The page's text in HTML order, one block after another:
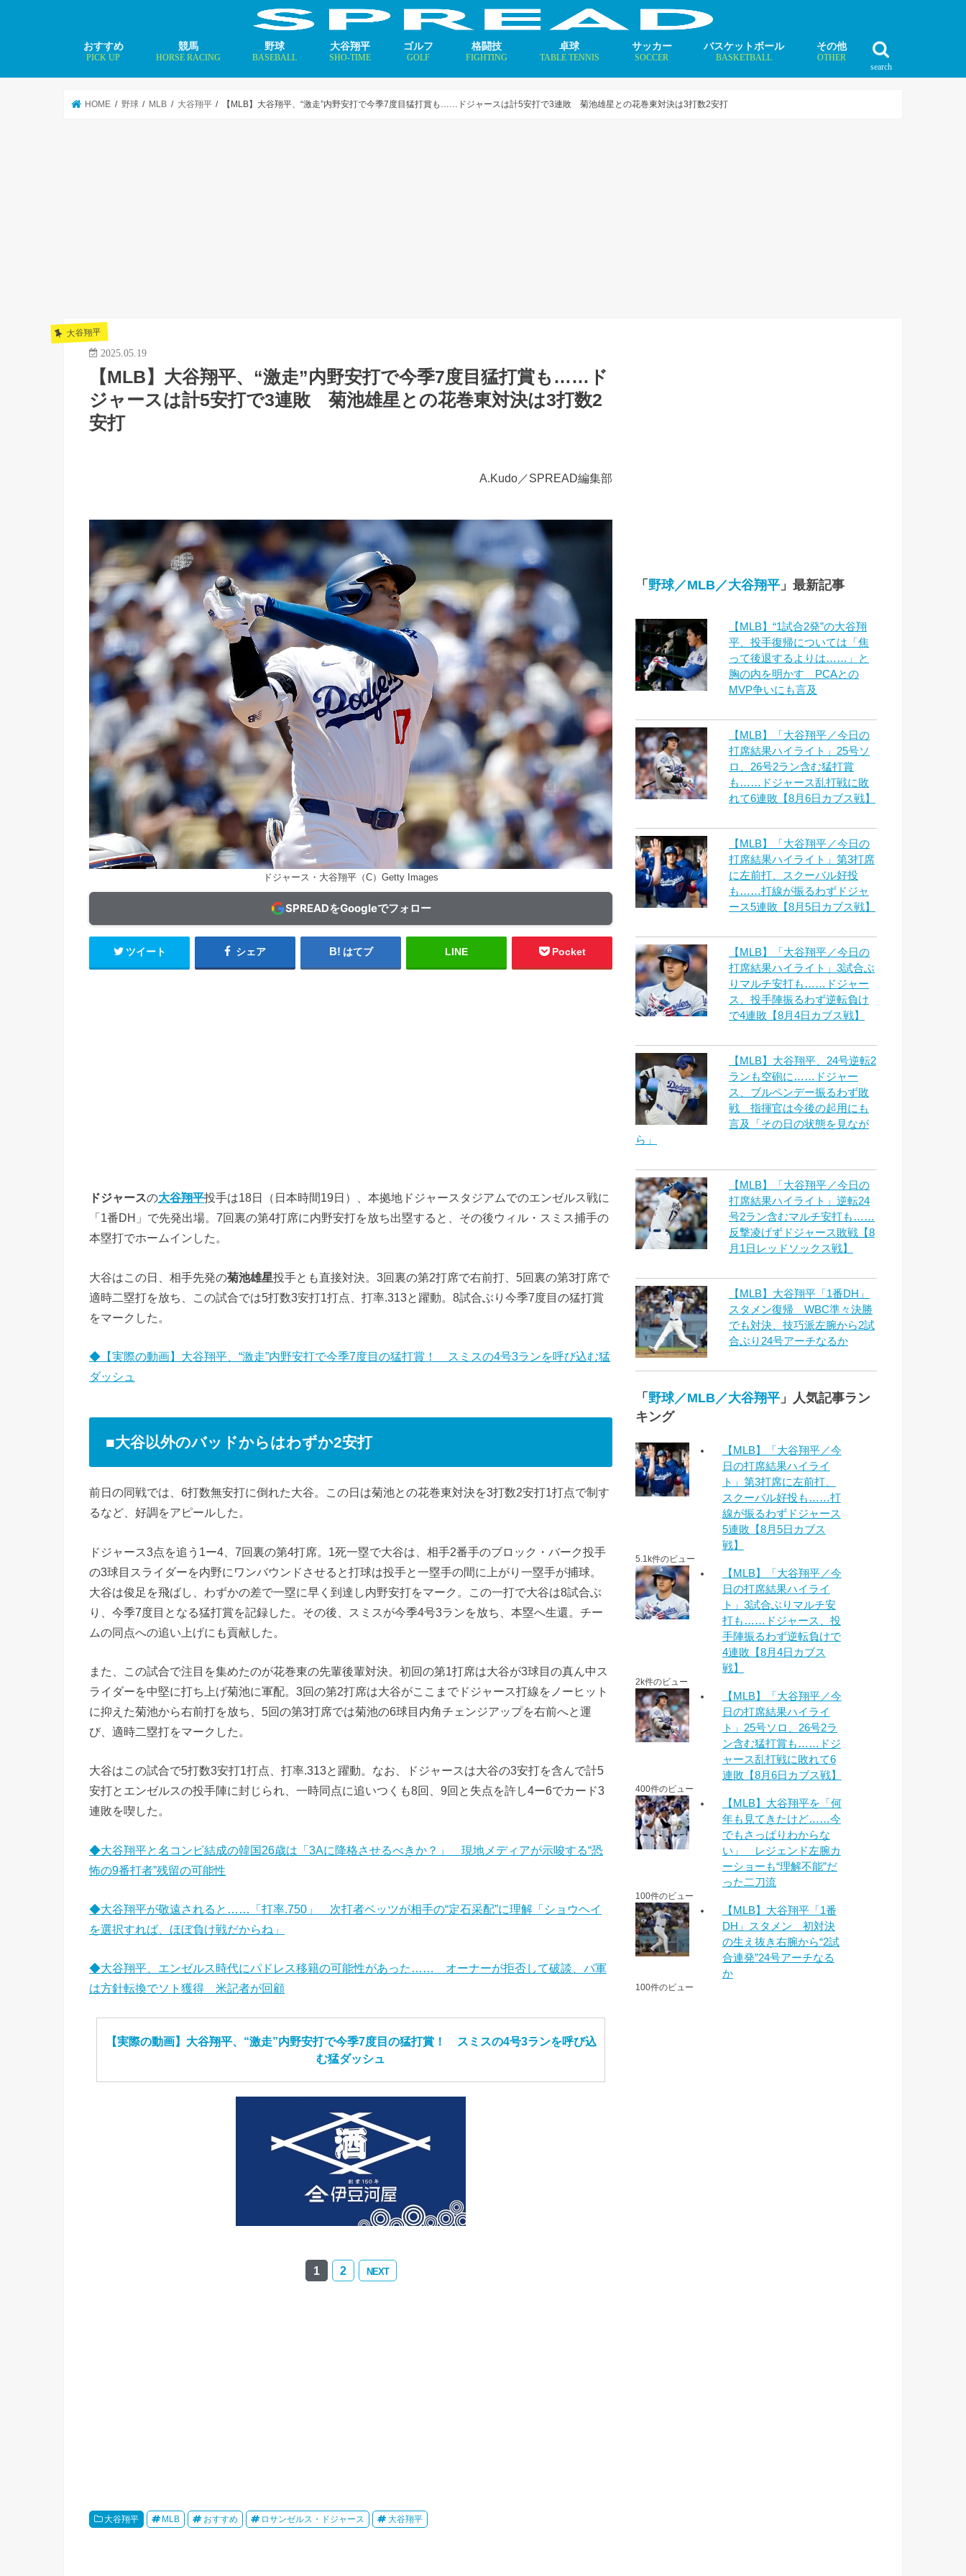
search
おすすめ
PICK UP
競馬
HORSE RACING
野球
BASEBALL
大谷翔平
SHO-TIME
ゴルフ
GOLF
格闘技
FIGHTING
卓球
TABLE TENNIS
サッカー
SOCCER
バスケットボール
BASKETBALL
その他
OTHER
HOME 野球 MLB 大谷翔平 【MLB】大谷翔平、“激走”内野安打で今季7度目猛打賞も……ドジャースは計5安打で3連敗 菊池雄星との花巻東対決は3打数2安打
大谷翔平
2025.05.19
【MLB】大谷翔平、“激走”内野安打で今季7度目猛打賞も……ド
ジャースは計5安打で3連敗 菊池雄星との花巻東対決は3打数2
安打
A.Kudo／SPREAD編集部
ドジャース・大谷翔平（C）Getty Images
SPREADをGoogleでフォロー
ツイート シェア はてブ LINE Pocket
ドジャースの大谷翔平投手は18日（日本時間19日）、本拠地ドジャースタジアムでのエンゼルス戦に
「1番DH」で先発出場。7回裏の第4打席に内野安打を放ち出塁すると、その後ウィル・スミス捕手の
本塁打でホームインした。
大谷はこの日、相手先発の菊池雄星投手とも直接対決。3回裏の第2打席で右前打、5回裏の第3打席で
適時二塁打を放ち、この試合では5打数3安打1打点、打率.313と躍動。8試合ぶり今季7度目の猛打賞
をマークした。
◆【実際の動画】大谷翔平、“激走”内野安打で今季7度目の猛打賞！ スミスの4号3ランを呼び込む猛
ダッシュ
■大谷以外のバッドからはわずか2安打
前日の同戦では、6打数無安打に倒れた大谷。この日は菊池との花巻東対決を3打数2安打1打点で制す
るなど、好調をアピールした。
ドジャース3点を追う1ー4、7回裏の第4打席。1死一塁で大谷は、相手2番手のブロック・バーク投手
の3球目スライダーを内野にワンバウンドさせると打球は投手と一塁手の間に上がり一塁手が捕球。
大谷は俊足を飛ばし、わずかの差で一塁に早く到達し内野安打をマーク。この一打で大谷は8試合ぶ
り、今季7度目となる猛打賞を記録した。その後、スミスが今季4号3ランを放ち、本塁へ生還。チー
ムの同点への追い上げにも貢献した。
また、この試合で注目を集めたのが花巻東の先輩後輩対決。初回の第1打席は大谷が3球目の真ん中ス
ライダーを中堅に打ち上げ菊池に軍配。3回の第2打席は大谷がここまでドジャース打線をノーヒット
に抑えた菊池から右前打を放ち、5回の第3打席では菊池の6球目内角チェンジアップを右前へと運
び、適時二塁打をマークした。
大谷はこの試合で5打数3安打1打点、打率.313と躍動。なお、ドジャースは大谷の3安打を含んで計5
安打とエンゼルスの投手陣に封じられ、一時同点に追いつくも8回、9回と失点を許し4ー6でカード3
連敗を喫した。
◆大谷翔平と名コンビ結成の韓国26歳は「3Aに降格させるべきか？」 現地メディアが示唆する“恐
怖の9番打者”残留の可能性
◆大谷翔平が敬遠されると……「打率.750」 次打者ベッツが相手の“定石采配”に理解「ショウヘイ
を選択すれば、ほぼ負け戦だからね」
◆大谷翔平、エンゼルス時代にパドレス移籍の可能性があった…… オーナーが拒否して破談、パ軍
は方針転換でソト獲得 米記者が回顧
【実際の動画】大谷翔平、“激走”内野安打で今季7度目の猛打賞！ スミスの4号3ランを呼び込
む猛ダッシュ
1 2 NEXT
大谷翔平 MLB おすすめ ロサンゼルス・ドジャース 大谷翔平
「 野球／MLB／大谷翔平 」最新記事
【MLB】“1試合2発”の大谷翔
平、投手復帰については「焦
って後退するよりは……」と
胸の内を明かす PCAとの
MVP争いにも言及
【MLB】「大谷翔平／今日の
打席結果ハイライト」25号ソ
ロ、26号2ラン含む猛打賞
も……ドジャース乱打戦に敗
れて6連敗【8月6日カブス戦】
【MLB】「大谷翔平／今日の
打席結果ハイライト」第3打席
に左前打、スクーバル好投
も……打線が振るわずドジャ
ース5連敗【8月5日カブス戦】
【MLB】「大谷翔平／今日の
打席結果ハイライト」3試合ぶ
りマルチ安打も……ドジャー
ス、投手陣振るわず逆転負け
で4連敗【8月4日カブス戦】
【MLB】大谷翔平、24号逆転2
ランも空砲に……ドジャー
ス、ブルペンデー振るわず敗
戦 指揮官は今後の起用にも
言及「その日の状態を見なが
ら」
【MLB】「大谷翔平／今日の
打席結果ハイライト」逆転24
号2ラン含むマルチ安打も……
反撃凌げずドジャース敗戦【8
月1日レッドソックス戦】
【MLB】大谷翔平「1番DH」
スタメン復帰 WBC準々決勝
でも対決、技巧派左腕から2試
合ぶり24号アーチなるか
「 野球／MLB／大谷翔平 」人気記事ラン
キング
【MLB】「大谷翔平／今
日の打席結果ハイライ
ト」第3打席に左前打、
スクーバル好投も……打
線が振るわずドジャース
5連敗【8月5日カブス
戦】
5.1k件のビュー
【MLB】「大谷翔平／今
日の打席結果ハイライ
ト」3試合ぶりマルチ安
打も……ドジャース、投
手陣振るわず逆転負けで
4連敗【8月4日カブス
戦】
2k件のビュー
【MLB】「大谷翔平／今
日の打席結果ハイライ
ト」25号ソロ、26号2ラ
ン含む猛打賞も……ドジ
ャース乱打戦に敗れて6
連敗【8月6日カブス戦】
400件のビュー
【MLB】大谷翔平を「何
年も見てきたけど……今
でもさっぱりわからな
い」 レジェンド左腕カ
ーショーも“理解不能”だ
った二刀流
100件のビュー
【MLB】大谷翔平「1番
DH」スタメン 初対決
の生え抜き右腕から“2試
合連発”24号アーチなる
か
100件のビュー